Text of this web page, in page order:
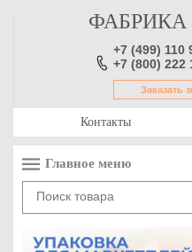
+7 (499) 110
+7 (800) 222
Заказать
Контакты
Главное меню